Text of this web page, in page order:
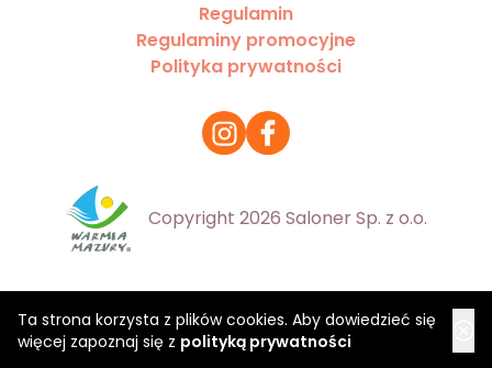
Ta strona korzysta z plików cookies. Aby dowiedzieć się
więcej zapoznaj się z polityką prywatności
Regulamin
Regulaminy promocyjne
Polityka prywatności
Copyright 2026 Saloner Sp. z o.o.